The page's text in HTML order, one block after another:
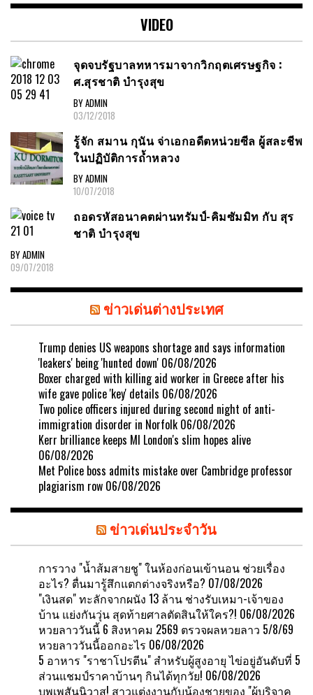
VIDEO
จุดจบรัฐบาลทหารมาจากวิกฤตเศรษฐกิจ :
ศ.สุรชาติ บำรุงสุข
BY ADMIN
03/12/2018
รู้จัก สมาน กุนัน จ่าเอกอดีตหน่วยซีล ผู้สละชีพ
ในปฏิบัติการถ้ำหลวง
BY ADMIN
10/07/2018
ถอดรหัสอนาคตผ่านทรัมป์-คิมซัมมิท กับ สุร
ชาติ บำรุงสุข
BY ADMIN
09/07/2018
ข่าวเด่นต่างประเทศ
Trump denies US weapons shortage and says information
'leakers' being 'hunted down' 06/08/2026
Boxer charged with killing aid worker in Greece after his
wife gave police 'key' details 06/08/2026
Two police officers injured during second night of anti-
immigration disorder in Norfolk 06/08/2026
Kerr brilliance keeps MI London's slim hopes alive
06/08/2026
Met Police boss admits mistake over Cambridge professor
plagiarism row 06/08/2026
ข่าวเด่นประจำวัน
การวาง "น้ำส้มสายชู" ในห้องก่อนเข้านอน ช่วยเรื่อง
อะไร? ตื่นมารู้สึกแตกต่างจริงหรือ? 07/08/2026
"เงินสด" ทะลักจากผนัง 13 ล้าน ช่างรับเหมา-เจ้าของ
บ้าน แย่งกันวุ่น สุดท้ายศาลตัดสินให้ใคร?! 06/08/2026
หวยลาววันนี้ 6 สิงหาคม 2569 ตรวจผลหวยลาว 5/8/69
หวยลาววันนี้ออกอะไร 06/08/2026
5 อาหาร "ราชาโปรตีน" สำหรับผู้สูงอายุ ไข่อยู่อันดับที่ 5
ส่วนแชมป์ราคาบ้านๆ กินได้ทุกวัย! 06/08/2026
บุพเพสันนิวาส! สาวแต่งงานกับน้องชายของ "ผู้บริจาค